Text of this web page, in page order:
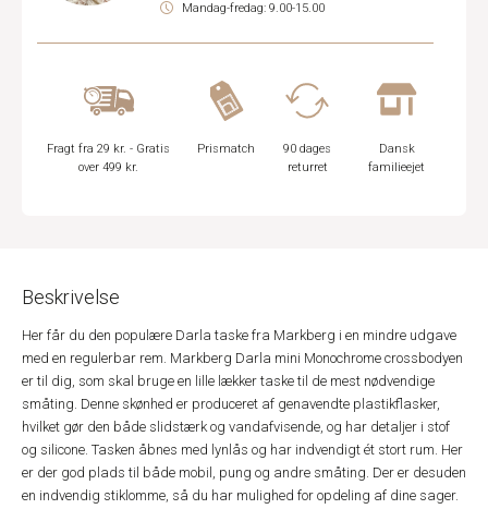
Mandag-fredag: 9.00-15.00
Fragt fra 29 kr. - Gratis
over 499 kr.
Prismatch
90 dages
returret
Dansk
familieejet
Beskrivelse
Her får du den populære Darla taske fra Markberg i en mindre udgave
med en regulerbar rem. Markberg Darla mini Monochrome crossbodyen
er til dig, som skal bruge en lille lækker taske til de mest nødvendige
småting. Denne skønhed er produceret af genavendte plastikflasker,
hvilket gør den både slidstærk og vandafvisende, og har detaljer i stof
og silicone. Tasken åbnes med lynlås og har indvendigt ét stort rum. Her
er der god plads til både mobil, pung og andre småting. Der er desuden
en indvendig stiklomme, så du har mulighed for opdeling af dine sager.